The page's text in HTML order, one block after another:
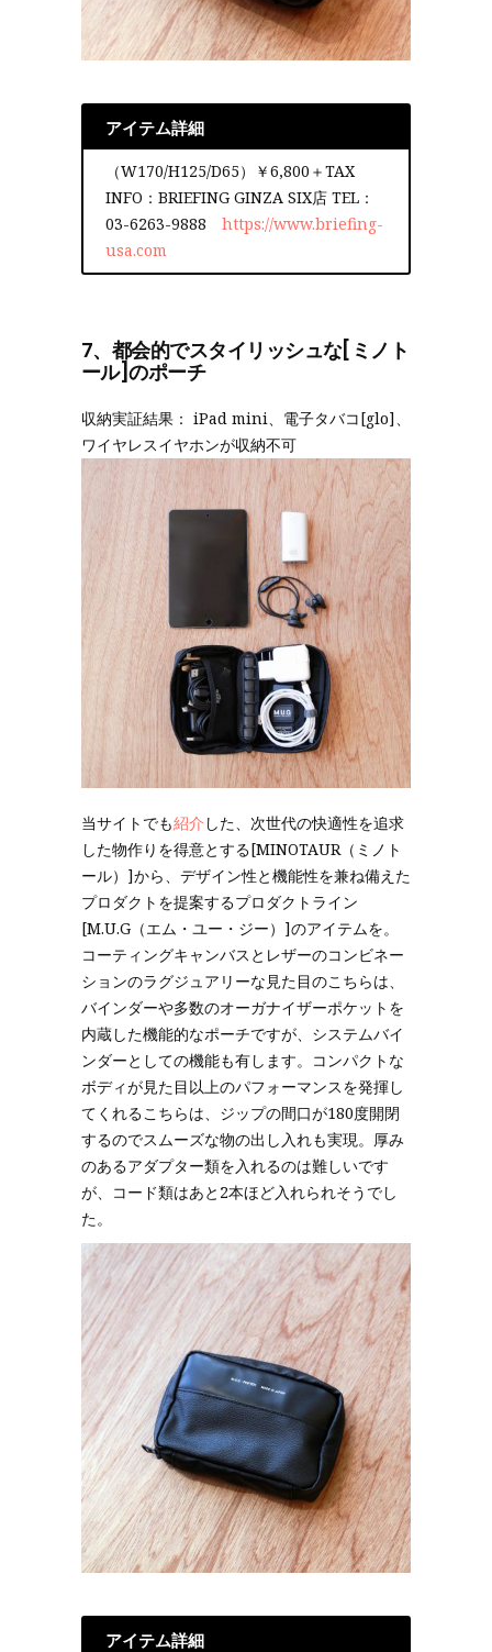
アイテム詳細
（W170/H125/D65）￥6,800＋TAX
INFO：BRIEFING GINZA SIX店 TEL：
03-6263-9888 https://www.briefing-
usa.com
7、都会的でスタイリッシュな[ミノト
ール]のポーチ
収納実証結果： iPad mini、電子タバコ[glo]、
ワイヤレスイヤホンが収納不可
当サイトでも紹介 した、次世代の快適性を追求
した物作りを得意とする[MINOTAUR（ミノト
ール）]から、デザイン性と機能性を兼ね備えた
プロダクトを提案するプロダクトライン
[M.U.G（エム・ユー・ジー）]のアイテムを。
コーティングキャンバスとレザーのコンビネー
ションのラグジュアリーな見た目のこちらは、
バインダーや多数のオーガナイザーポケットを
内蔵した機能的なポーチですが、システムバイ
ンダーとしての機能も有します。コンパクトな
ボディが見た目以上のパフォーマンスを発揮し
てくれるこちらは、ジップの間口が180度開閉
するのでスムーズな物の出し入れも実現。厚み
のあるアダプター類を入れるのは難しいです
が、コード類はあと2本ほど入れられそうでし
た。
アイテム詳細